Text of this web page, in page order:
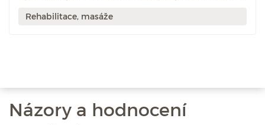
Rehabilitace, masáže
Názory a hodnocení